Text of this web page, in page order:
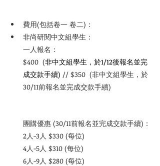
費用(包括卷一 卷二)：
非尚研閱中文組學生：
一人報名：
$400  (非中文組學生，於1/12後報名並完
成交款手續) // $350  (非中文組學生，於
30/11前報名並完成交款手續)
團購優惠 (30/11前報名並完成交款手續)：
2人-3人 $330 (每位)
4人-5人 $310 (每位)
6人-9人 $280 (每位)